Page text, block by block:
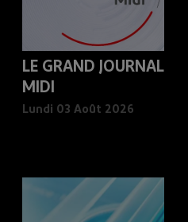
LE GRAND JOURNAL
MIDI
Lundi 03 Août 2026